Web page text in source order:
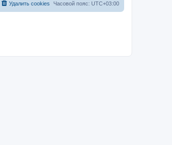
Часовой пояс: UTC+03:00
Удалить cookies